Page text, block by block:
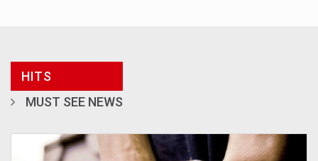
HITS
MUST SEE NEWS